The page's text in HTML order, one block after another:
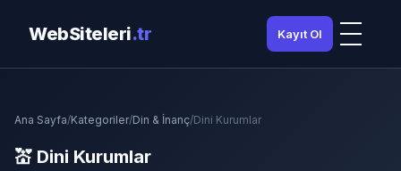
WebSiteleri.tr Kayıt Ol
Ana Sayfa/Kategoriler/Din & İnanç/Dini Kurumlar
💒 Dini Kurumlar